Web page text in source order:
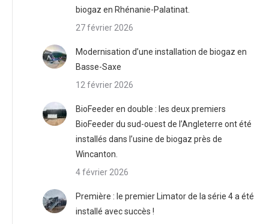
biogaz en Rhénanie-Palatinat.
27 février 2026
Modernisation d’une installation de biogaz en
Basse-Saxe
12 février 2026
BioFeeder en double : les deux premiers
BioFeeder du sud-ouest de l’Angleterre ont été
installés dans l’usine de biogaz près de
Wincanton.
4 février 2026
Première : le premier Limator de la série 4 a été
installé avec succès !